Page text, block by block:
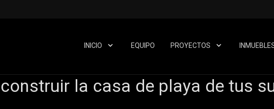
INICIO EQUIPO PROYECTOS
la casa de playa de tus